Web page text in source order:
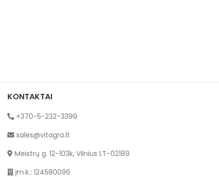
KONTAKTAI
+370-5-232-3399
sales@vitagra.lt
Meistrų g. 12-103k, Vilnius LT-02189
Įm.k.: 124580096